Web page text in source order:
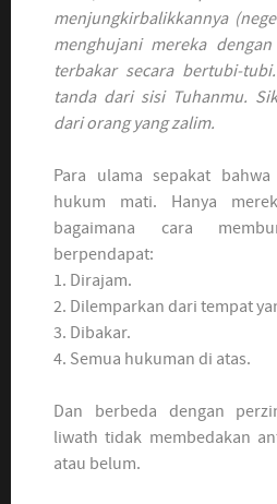
menjungkirbalikkannya
menghujani mereka
terbakar secara bertubi-
tanda dari sisi Tuhanmu.
dari orang yang zalim.
Para ulama sepakat
hukum mati. Hanya
bagaimana cara
berpendapat:
1. Dirajam.
2. Dilemparkan dari tempat
3. Dibakar.
4. Semua hukuman di atas.
Dan berbeda dengan
liwath tidak membedakan
atau belum.